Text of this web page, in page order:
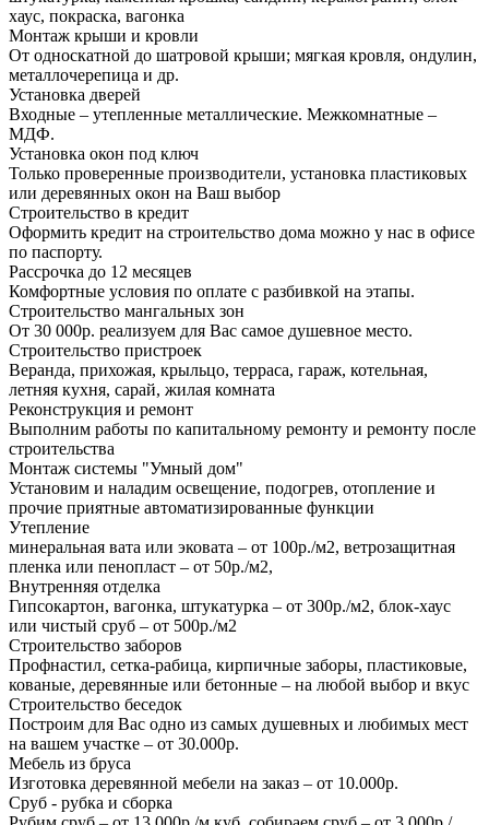
хаус, покраска, вагонка
Монтаж крыши и кровли
От односкатной до шатровой крыши; мягкая кровля, ондулин,
металлочерепица и др.
Установка дверей
Входные – утепленные металлические. Межкомнатные –
МДФ.
Установка окон под ключ
Только проверенные производители, установка пластиковых
или деревянных окон на Ваш выбор
Строительство в кредит
Оформить кредит на строительство дома можно у нас в офисе
по паспорту.
Рассрочка до 12 месяцев
Комфортные условия по оплате с разбивкой на этапы.
Строительство мангальных зон
От 30 000р. реализуем для Вас самое душевное место.
Строительство пристроек
Веранда, прихожая, крыльцо, терраса, гараж, котельная,
летняя кухня, сарай, жилая комната
Реконструкция и ремонт
Выполним работы по капитальному ремонту и ремонту после
строительства
Монтаж системы "Умный дом"
Установим и наладим освещение, подогрев, отопление и
прочие приятные автоматизированные функции
Утепление
минеральная вата или эковата – от 100р./м2, ветрозащитная
пленка или пенопласт – от 50р./м2,
Внутренняя отделка
Гипсокартон, вагонка, штукатурка – от 300р./м2, блок-хаус
или чистый сруб – от 500р./м2
Строительство заборов
Профнастил, сетка-рабица, кирпичные заборы, пластиковые,
кованые, деревянные или бетонные – на любой выбор и вкус
Строительство беседок
Построим для Вас одно из самых душевных и любимых мест
на вашем участке – от 30.000р.
Мебель из бруса
Изготовка деревянной мебели на заказ – от 10.000р.
Сруб - рубка и сборка